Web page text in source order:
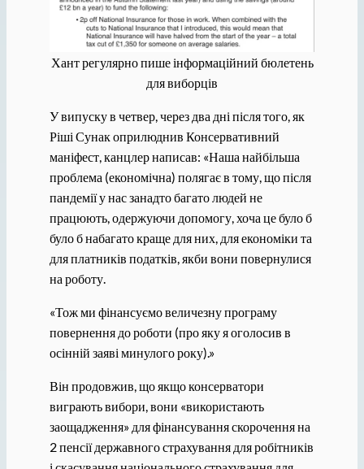
Хант регулярно пише інформаційний бюлетень
для виборців
У випуску в четвер, через два дні після того, як
Ріші Сунак оприлюднив Консервативний
маніфест, канцлер написав: «Наша найбільша
проблема (економічна) полягає в тому, що після
пандемії у нас занадто багато людей не
працюють, одержуючи допомогу, хоча це було б
було б набагато краще для них, для економіки та
для платників податків, якби вони повернулися
на роботу.
«Тож ми фінансуємо величезну програму
повернення до роботи (про яку я оголосив в
осінній заяві минулого року).»
Він продовжив, що якщо консерватори
виграють вибори, вони «використають
заощадження» для фінансування скорочення на
2 пенсії державного страхування для робітників